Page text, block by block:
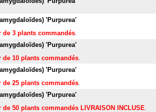
'Purpurea'
de 3 plants commandés
'Purpurea'
de 10 plants commandés
'Purpurea'
de 25 plants commandés
'Purpurea'
de 50 plants commandés LIVRAISON INCLUSE